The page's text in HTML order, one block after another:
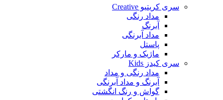
سری کریتیو Creative
مداد رنگی
آبرنگ
مداد آبرنگی
پاستل
ماژیک و مارکر
سری کیدز Kids
مداد رنگی و مداد
آبرنگ و مداد آبرنگی
گواش و رنگ انگشتی